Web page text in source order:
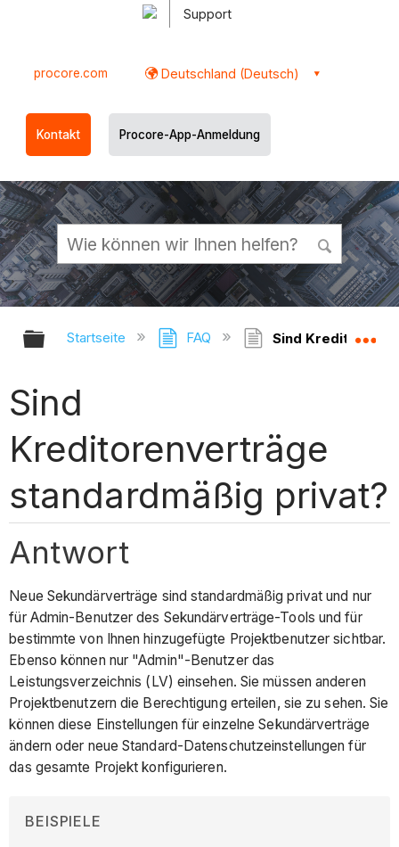
Support
procore.com Deutschland (Deutsch)
Kontakt Procore-App-Anmeldung
Globale Hierarchie auf- und
Startseite FAQ Sind
Sind
Kreditorenverträge
standardmäßig privat?
Antwort
Neue Sekundärverträge sind standardmäßig privat und nur
für Admin-Benutzer des Sekundärverträge-Tools und für
bestimmte von Ihnen hinzugefügte Projektbenutzer sichtbar.
Ebenso können nur "Admin"-Benutzer das
Leistungsverzeichnis (LV) einsehen. Sie müssen anderen
Projektbenutzern die Berechtigung erteilen, sie zu sehen. Sie
können diese Einstellungen für einzelne Sekundärverträge
ändern oder neue Standard-Datenschutzeinstellungen für
das gesamte Projekt konfigurieren.
BEISPIELE